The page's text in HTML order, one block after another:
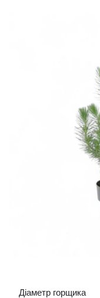
Діаметр горщика